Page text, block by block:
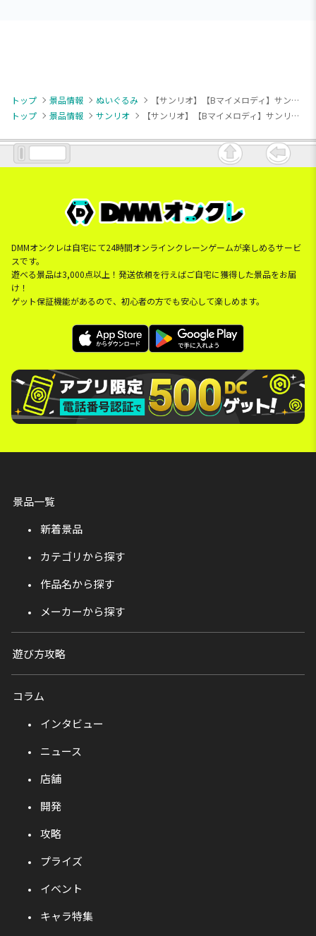
トップ 景品情報 ぬいぐるみ
【サンリオ】【Bマイメロディ】サンリオキャラクターズ ならべてどーみぃふれんず おおきい！ぬいぐるみ②
トップ
景品情報 サンリオ 【サンリオ】【Bマイメロディ】サンリオキャラクターズ ならべてどーみぃふれんず おおきい！ぬいぐるみ②
DMMオンクレは自宅にて24時間オンラインクレーンゲームが楽しめるサービ
スです。
遊べる景品は3,000点以上！発送依頼を行えばご自宅に獲得した景品をお届
け！
ゲット保証機能があるので、初心者の方でも安心して楽しめます。
景品一覧
新着景品
カテゴリから探す
作品名から探す
メーカーから探す
遊び方攻略
コラム
インタビュー
ニュース
店舗
開発
攻略
プライズ
イベント
キャラ特集